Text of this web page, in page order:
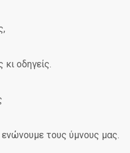
οδηγείς.
τους ύμνους μας.